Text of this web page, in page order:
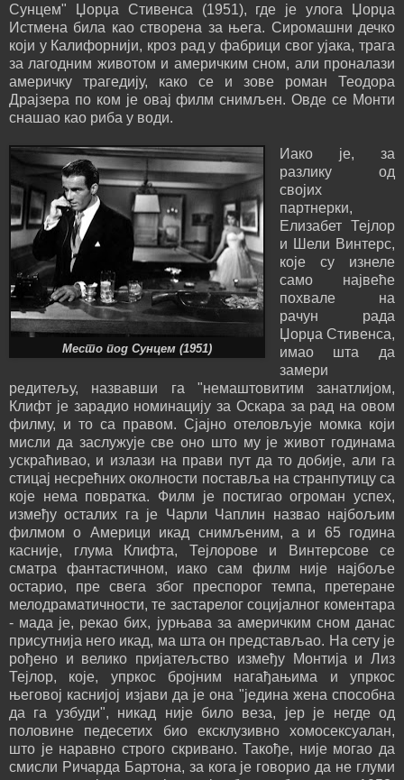
Сунцем" Џорџа Стивенса (1951), где је улога Џорџа
Истмена била као створена за њега. Сиромашни дечко
који у Калифорнији, кроз рад у фабрици свог ујака, трага
за лагодним животом и америчким сном, али проналази
америчку трагедију, како се и зове роман Теодора
Драјзера по ком је овај филм снимљен. Овде се Монти
снашао као риба у води.
Место под Сунцем (1951)
Иако је, за
разлику од
својих
партнерки,
Елизабет Тејлор
и Шели Винтерс,
које су изнеле
само највеће
похвале на
рачун рада
Џорџа Стивенса,
имао шта да
замери
редитељу, назвавши га "немаштовитим занатлијом,
Клифт је зарадио номинацију за Оскара за рад на овом
филму, и то са правом. Сјајно отеловљује момка који
мисли да заслужује све оно што му је живот годинама
ускраћивао, и излази на прави пут да то добије, али га
стицај несрећних околности поставља на странпутицу са
које нема повратка. Филм је постигао огроман успех,
између осталих га је Чарли Чаплин назвао најбољим
филмом о Америци икад снимљеним, а и 65 година
касније, глума Клифта, Тејлорове и Винтерсове се
сматра фантастичном, иако сам филм није најбоље
остарио, пре свега због преспорог темпа, претеране
мелодраматичности, те застарелог социјалног коментара
- мада је, рекао бих, јурњава за америчким сном данас
присутнија него икад, ма шта он представљао. На сету је
рођено и велико пријатељство између Монтија и Лиз
Тејлор, које, упркос бројним нагађањима и упркос
његовој каснијој изјави да је она "једина жена способна
да га узбуди", никад није било веза, јер је негде од
половине педесетих био ексклузивно хомосексуалан,
што је наравно строго скривано. Такође, није могао да
смисли Ричарда Бартона, за кога је говорио да не глуми